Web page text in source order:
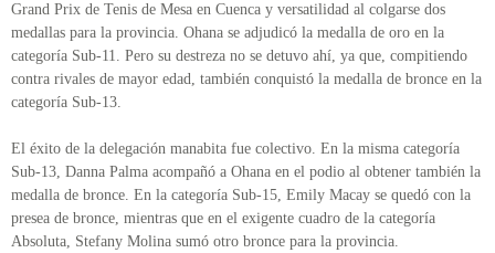
Grand Prix de Tenis de Mesa en Cuenca y versatilidad al colgarse dos
medallas para la provincia. Ohana se adjudicó la medalla de oro en la
categoría Sub-11. Pero su destreza no se detuvo ahí, ya que, compitiendo
contra rivales de mayor edad, también conquistó la medalla de bronce en la
categoría Sub-13.
El éxito de la delegación manabita fue colectivo. En la misma categoría
Sub-13, Danna Palma acompañó a Ohana en el podio al obtener también la
medalla de bronce. En la categoría Sub-15, Emily Macay se quedó con la
presea de bronce, mientras que en el exigente cuadro de la categoría
Absoluta, Stefany Molina sumó otro bronce para la provincia.